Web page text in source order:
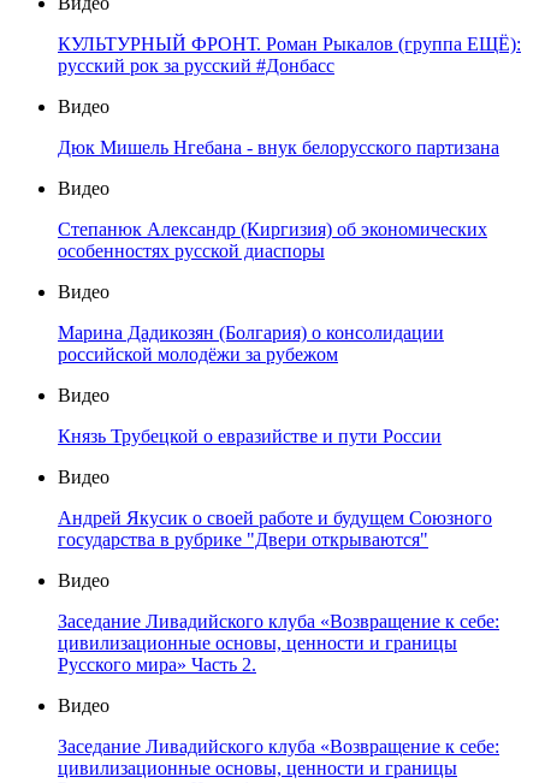
КУЛЬТУРНЫЙ ФРОНТ. Роман Рыкалов (группа ЕЩЁ):
русский рок за русский #Донбасс
Видео
Дюк Мишель Нгебана - внук белорусского партизана
Видео
Степанюк Александр (Киргизия) об экономических
особенностях русской диаспоры
Видео
Марина Дадикозян (Болгария) о консолидации
российской молодёжи за рубежом
Видео
Князь Трубецкой о евразийстве и пути России
Видео
Андрей Якусик о своей работе и будущем Союзного
государства в рубрике "Двери открываются"
Видео
Заседание Ливадийского клуба «Возвращение к себе:
цивилизационные основы, ценности и границы
Русского мира» Часть 2.
Видео
Заседание Ливадийского клуба «Возвращение к себе:
цивилизационные основы, ценности и границы